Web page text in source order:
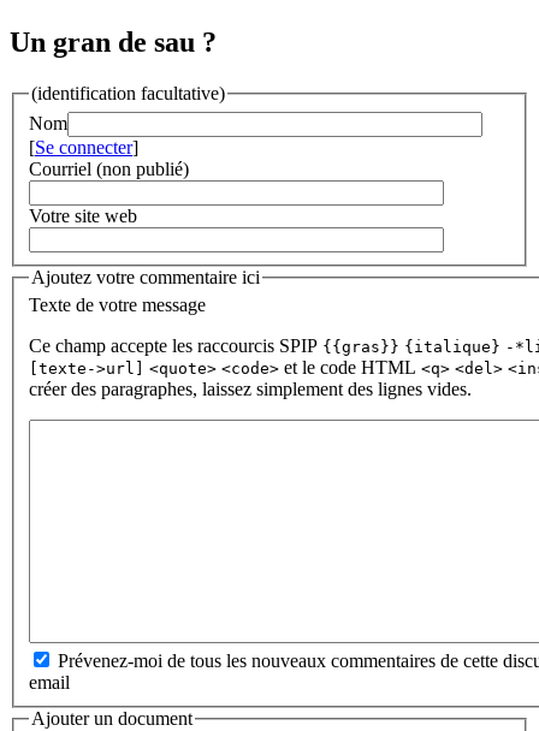
Un gran de sau ?
(identification facultative)
Nom
[Se connecter]
Courriel (non publié)
Votre site web
Ajoutez votre commentaire ici
Texte de votre message
Ce champ accepte les raccourcis SPIP {{gras}} {italique} -
[texte->url]
<quote> <code> et le code HTML <q> <del>
créer des paragraphes, laissez simplement des lignes vides.
Prévenez-moi de tous les nouveaux commentaires de cette
email
Ajouter un document